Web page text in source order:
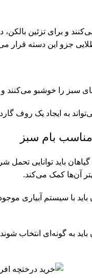
و برای تزئین
جزو این دسته قرار
سبز را خوشبو
به ایجاد یک روف
بام سبز
گیاهان باید توانایی
آن‌ها کمک می‌کند.
باید با سیستم آبیاری
باید به گونه‌ای انتخاب